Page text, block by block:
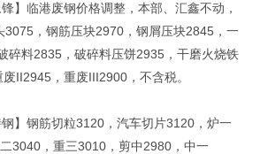
】临港废钢价格调整，本部、汇鑫不动，
3075，钢筋压块2970，钢屑压块2845，一
碎料2835，破碎料压饼2935，干磨火烧铁
II2945，重废III2900，不含税。
】钢筋切粒3120，汽车切片3120，炉一
3040，重三3010，剪中2980，中一